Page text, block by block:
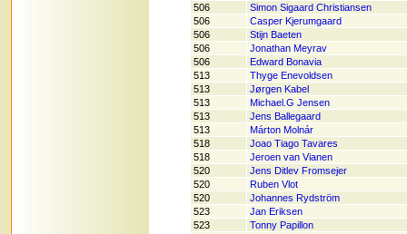
506
Simon Sigaard Christiansen
506
Casper Kjerumgaard
506
Stijn Baeten
506
Jonathan Meyrav
506
Edward Bonavia
513
Thyge Enevoldsen
513
Jørgen Kabel
513
Michael.G Jensen
513
Jens Ballegaard
513
Márton Molnár
518
Joao Tiago Tavares
518
Jeroen van Vianen
520
Jens Ditlev Fromsejer
520
Ruben Vlot
520
Johannes Rydström
523
Jan Eriksen
523
Tonny Papillon